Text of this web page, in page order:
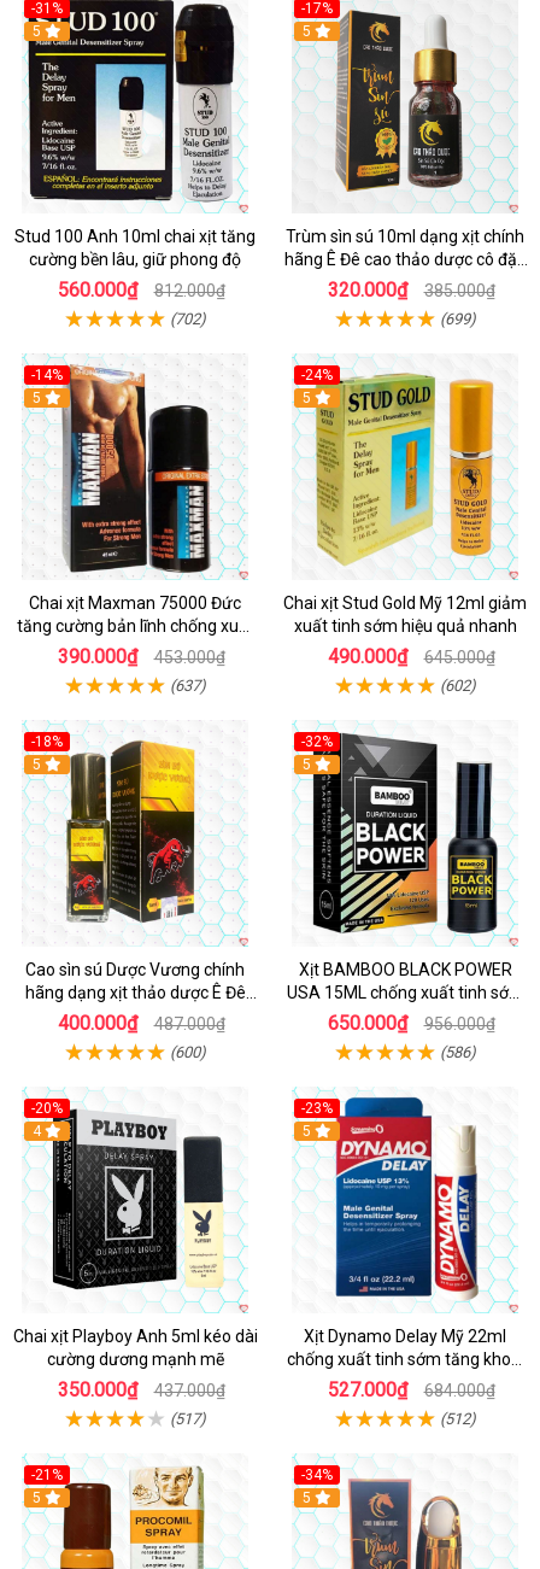
-31%
5
Stud 100 Anh 10ml chai xịt tăng
cường bền lâu, giữ phong độ
560.000₫ 812.000₫
(702)
-17%
5
Trùm sìn sú 10ml dạng xịt chính
hãng Ê Đê cao thảo dược cô đặc
hiệu quả nhất
320.000₫ 385.000₫
(699)
-14%
5
Chai xịt Maxman 75000 Đức
tăng cường bản lĩnh chống xuất
tinh sớm
390.000₫ 453.000₫
(637)
-24%
5
Chai xịt Stud Gold Mỹ 12ml giảm
xuất tinh sớm hiệu quả nhanh
490.000₫ 645.000₫
(602)
-18%
5
Cao sìn sú Dược Vương chính
hãng dạng xịt thảo dược Ê Đê
Tây Nguyên
400.000₫ 487.000₫
(600)
-32%
5
Xịt BAMBOO BLACK POWER
USA 15ML chống xuất tinh sớm
hiệu quả
650.000₫ 956.000₫
(586)
-20%
Hot
4
Chai xịt Playboy Anh 5ml kéo dài
cường dương mạnh mẽ
350.000₫ 437.000₫
(517)
-23%
5
Xịt Dynamo Delay Mỹ 22ml
chống xuất tinh sớm tăng khoái
cảm
527.000₫ 684.000₫
(512)
-21%
5
-34%
5